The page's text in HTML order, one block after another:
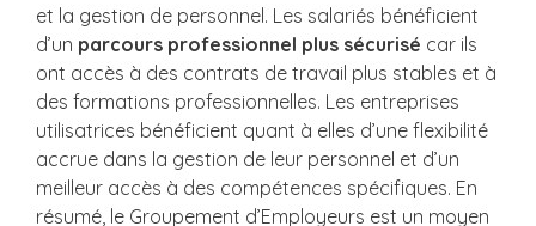
et la gestion de personnel. Les salariés bénéficient
d’un parcours professionnel plus sécurisé car ils
ont accès à des contrats de travail plus stables et à
des formations professionnelles. Les entreprises
utilisatrices bénéficient quant à elles d’une flexibilité
accrue dans la gestion de leur personnel et d’un
meilleur accès à des compétences spécifiques. En
résumé, le Groupement d’Employeurs est un moyen